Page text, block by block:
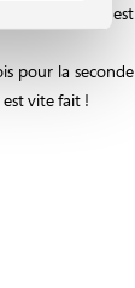
de 200€ est
pour la seconde
vite fait !